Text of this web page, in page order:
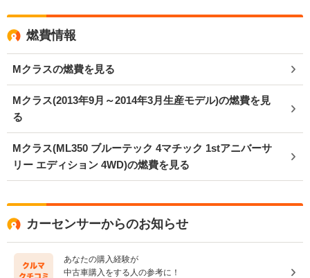
燃費情報
Mクラスの燃費を見る
Mクラス(2013年9月～2014年3月生産モデル)の燃費を見
る
Mクラス(ML350 ブルーテック 4マチック 1stアニバーサ
リー エディション 4WD)の燃費を見る
カーセンサーからのお知らせ
あなたの購入経験が
中古車購入をする人の参考に！